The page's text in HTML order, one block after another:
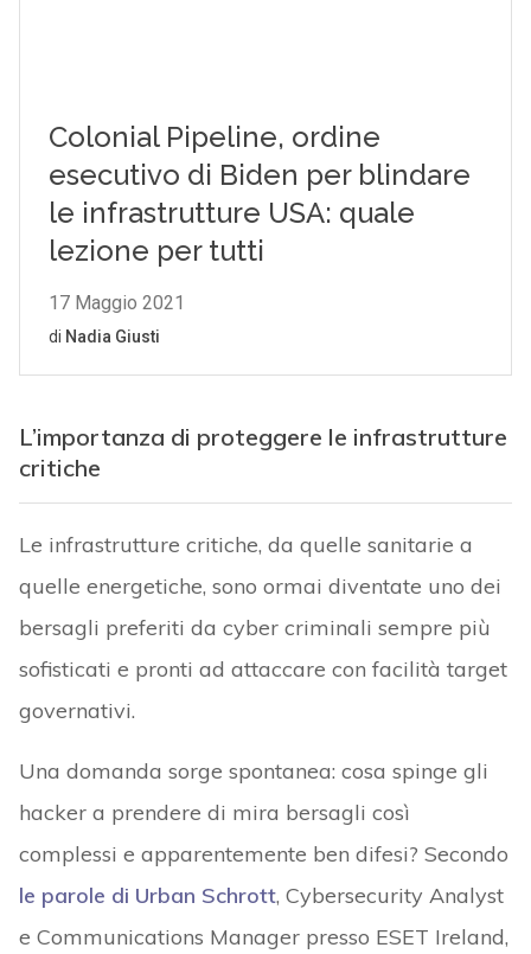
L’importanza di proteggere le infrastrutture
critiche
Le infrastrutture critiche, da quelle sanitarie a
quelle energetiche, sono ormai diventate uno dei
bersagli preferiti da cyber criminali sempre più
sofisticati e pronti ad attaccare con facilità target
governativi.
Una domanda sorge spontanea: cosa spinge gli
hacker a prendere di mira bersagli così
complessi e apparentemente ben difesi? Secondo
le parole di Urban Schrott, Cybersecurity Analyst
e Communications Manager presso ESET Ireland,